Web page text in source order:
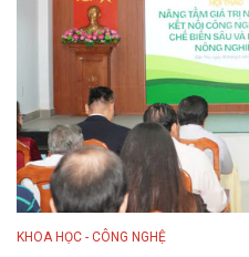
KHOA HỌC - CÔNG NGHỆ